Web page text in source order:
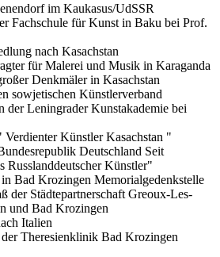
im Kaukasus/UdSSR
Fachschule für Kunst in Baku bei Prof.
nach Kasachstan
für Malerei und Musik in Karaganda
Denkmäler in Kasachstan
Künstlerverband
Leningrader Kunstakademie bei
Künstler Kasachstan "
Deutschland Seit
Künstler"
Krozingen Memorialgedenkstelle
der Städtepartnerschaft Greoux-Les-
und Bad Krozingen
Italien
Theresienklinik Bad Krozingen